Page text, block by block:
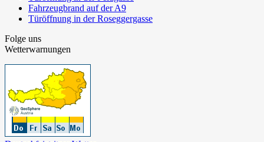
Fahrzeugbrand auf der A9
Türöffnung in der Roseggergasse
Folge uns
Wetterwarnungen